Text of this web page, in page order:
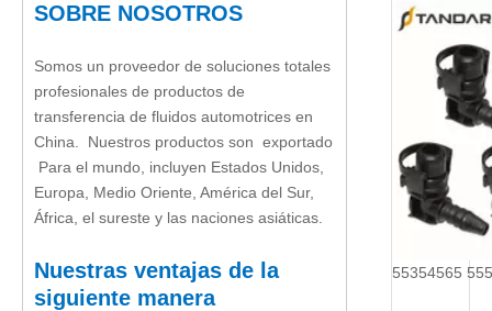
SOBRE NOSOTROS
Somos un proveedor de soluciones totales
profesionales de productos de
transferencia de fluidos automotrices en
China. Nuestros productos son exportado
Para el mundo, incluyen Estados Unidos,
Europa, Medio Oriente, América del Sur,
África, el sureste y las naciones asiáticas.
Nuestras ventajas de la
siguiente manera